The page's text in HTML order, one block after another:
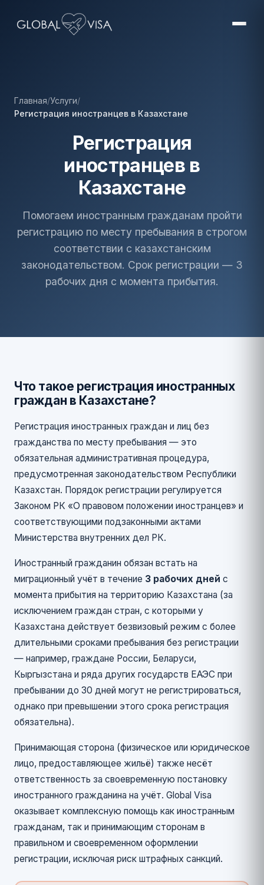
Главная/Услуги/
Регистрация иностранцев в Казахстане
Регистрация
иностранцев в
Казахстане
Помогаем иностранным гражданам пройти
регистрацию по месту пребывания в строгом
соответствии с казахстанским
законодательством. Срок регистрации — 3
рабочих дня с момента прибытия.
Что такое регистрация иностранных
граждан в Казахстане?
Регистрация иностранных граждан и лиц без
гражданства по месту пребывания — это
обязательная административная процедура,
предусмотренная законодательством Республики
Казахстан. Порядок регистрации регулируется
Законом РК «О правовом положении иностранцев» и
соответствующими подзаконными актами
Министерства внутренних дел РК.
Иностранный гражданин обязан встать на
миграционный учёт в течение 3 рабочих дней с
момента прибытия на территорию Казахстана (за
исключением граждан стран, с которыми у
Казахстана действует безвизовый режим с более
длительными сроками пребывания без регистрации
— например, граждане России, Беларуси,
Кыргызстана и ряда других государств ЕАЭС при
пребывании до 30 дней могут не регистрироваться,
однако при превышении этого срока регистрация
обязательна).
Принимающая сторона (физическое или юридическое
лицо, предоставляющее жильё) также несёт
ответственность за своевременную постановку
иностранного гражданина на учёт. Global Visa
оказывает комплексную помощь как иностранным
гражданам, так и принимающим сторонам в
правильном и своевременном оформлении
регистрации, исключая риск штрафных санкций.